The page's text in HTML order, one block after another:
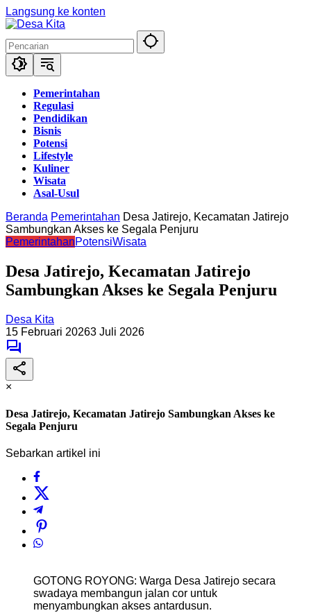
Langsung ke konten
Pemerintahan
Regulasi
Pendidikan
Bisnis
Potensi
Lifestyle
Kuliner
Wisata
Asal-Usul
Beranda Pemerintahan Desa Jatirejo, Kecamatan Jatirejo
Sambungkan Akses ke Segala Penjuru
PemerintahanPotensiWisata
Desa Jatirejo, Kecamatan Jatirejo
Sambungkan Akses ke Segala Penjuru
Desa Kita
15 Februari 20263 Juli 2026
×
Desa Jatirejo, Kecamatan Jatirejo Sambungkan Akses ke
Segala Penjuru
Sebarkan artikel ini
GOTONG ROYONG: Warga Desa Jatirejo secara
swadaya membangun jalan cor untuk
menyambungkan akses antardusun.